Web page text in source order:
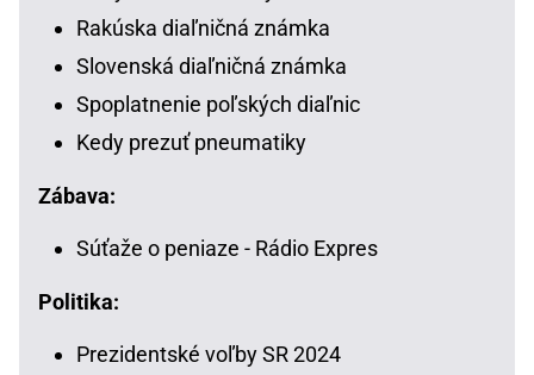
Rakúska diaľničná známka
Slovenská diaľničná známka
Spoplatnenie poľských diaľnic
Kedy prezuť pneumatiky
Zábava:
Súťaže o peniaze - Rádio Expres
Politika:
Prezidentské voľby SR 2024